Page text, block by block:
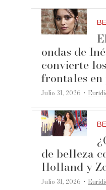
ondas de
convierte
frontales
Julio 31, 2026 ·
de belleza
Holland y
Julio 31, 2026 ·